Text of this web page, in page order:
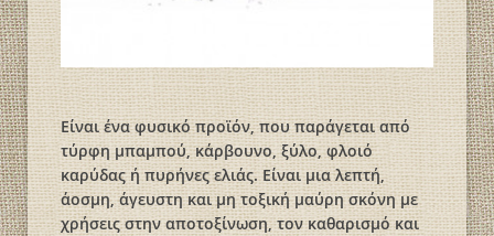
Είναι ένα φυσικό προϊόν, που παράγεται από
τύρφη μπαμπού, κάρβουνο, ξύλο, φλοιό
καρύδας ή πυρήνες ελιάς. Είναι μια λεπτή,
άοσμη, άγευστη και μη τοξική μαύρη σκόνη με
χρήσεις στην αποτοξίνωση, τον καθαρισμό και